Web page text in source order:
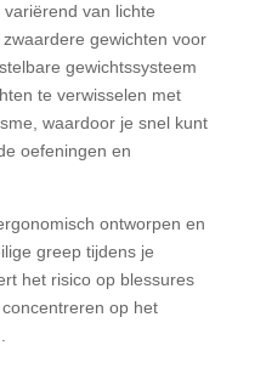
van lichte
gewichten voor
gewichtssysteem
te verwisselen met
waardoor je snel kunt
oefeningen en
ontworpen en
greep tijdens je
het risico op blessures
op het